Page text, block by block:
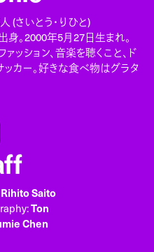
(さいとう・りひと)
身。2000年5月27日生まれ。
ッション、音楽を聴くこと、ド
ッカー。好きな食べ物はグラタ
Rihito Saito
Ton
Chen